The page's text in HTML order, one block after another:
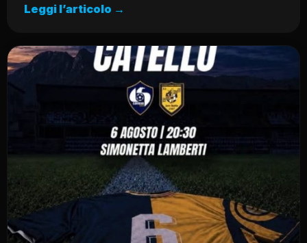
Leggi l’articolo →